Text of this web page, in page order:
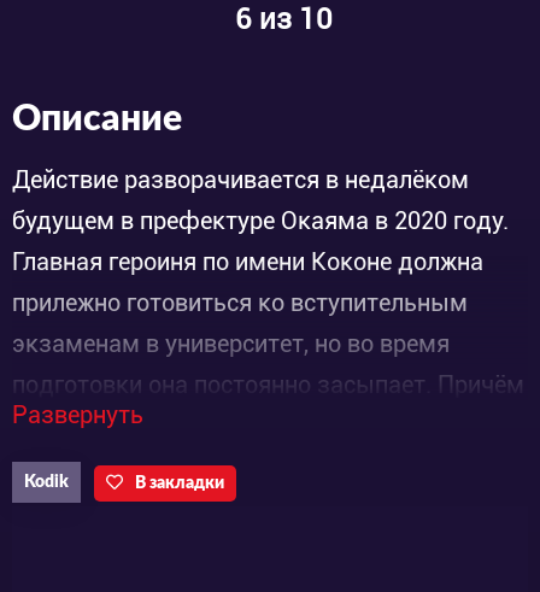
6из 10
Описание
Действие разворачивается в недалёком
будущем в префектуре Окаяма в 2020 году.
Главная героиня по имени Коконе должна
прилежно готовиться ко вступительным
экзаменам в университет, но во время
подготовки она постоянно засыпает. Причём
сон не только отнимает бесценное время, но
и приносит странные грёзы, полные
удивительных боевых машин и намекающие
Развернуть
Kodik В закладки